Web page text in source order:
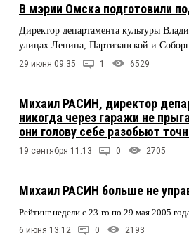
В мэрии Омска подготовили
Директор департамента культуры
улицах Ленина, Партизанской и
29 июня 09:35 1 6529
Михаил РАСИН, директор
никогда через гаражи не
они голову себе разобьют
19 сентября 11:13 0 2705
Михаил РАСИН больше не
Рейтинг недели с 23-го по 29 мая 2005
6 июня 13:12 0 2193